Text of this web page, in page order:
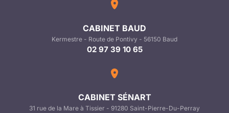
CABINET BAUD
Kermestre - Route de Pontivy - 56150 Baud
02 97 39 10 65
CABINET SÉNART
31 rue de la Mare à Tissier - 91280 Saint-Pierre-Du-Perray